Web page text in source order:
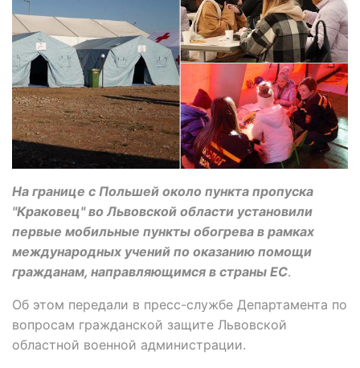
На границе с Польшей около пункта пропуска
"Краковец" во Львовской области установили
первые мобильные пункты обогрева в рамках
международных учений по оказанию помощи
гражданам, направляющимся в страны ЕС.
Об этом передали в пресс-службе Департамента по
вопросам гражданской защите Львовской
областной военной администрации.